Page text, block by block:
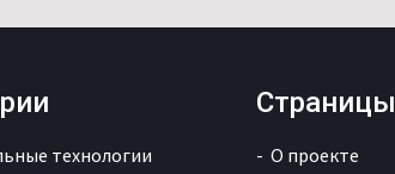
технологии
Страницы
О проекте